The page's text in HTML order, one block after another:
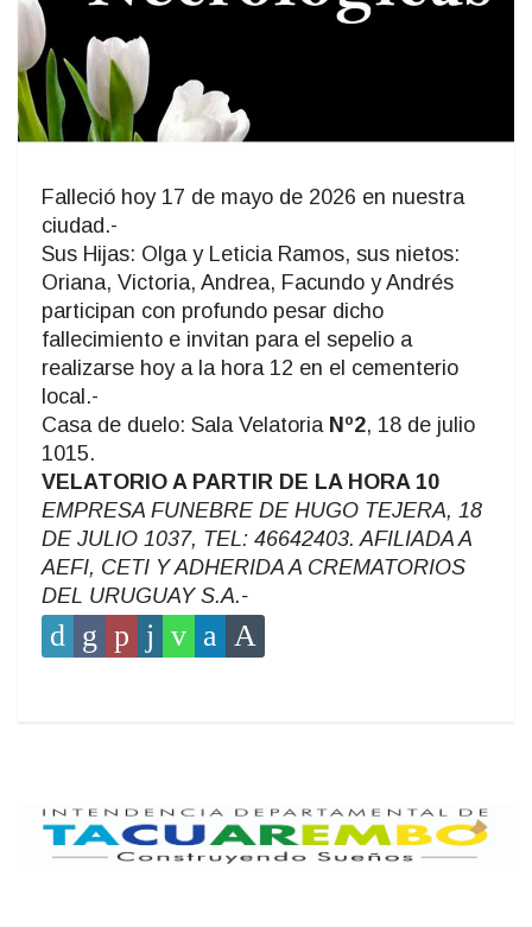
Falleció hoy 17 de mayo de 2026 en nuestra
ciudad.-
Sus Hijas: Olga y Leticia Ramos, sus nietos:
Oriana, Victoria, Andrea, Facundo y Andrés
participan con profundo pesar dicho
fallecimiento e invitan para el sepelio a
realizarse hoy a la hora 12 en el cementerio
local.-
Casa de duelo: Sala Velatoria Nº2, 18 de julio
1015.
VELATORIO A PARTIR DE LA HORA 10
EMPRESA FUNEBRE DE HUGO TEJERA, 18
DE JULIO 1037, TEL: 46642403. AFILIADA A
AEFI, CETI Y ADHERIDA A CREMATORIOS
DEL URUGUAY S.A.-